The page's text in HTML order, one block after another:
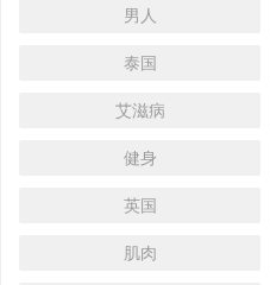
男人
泰国
艾滋病
健身
英国
肌肉